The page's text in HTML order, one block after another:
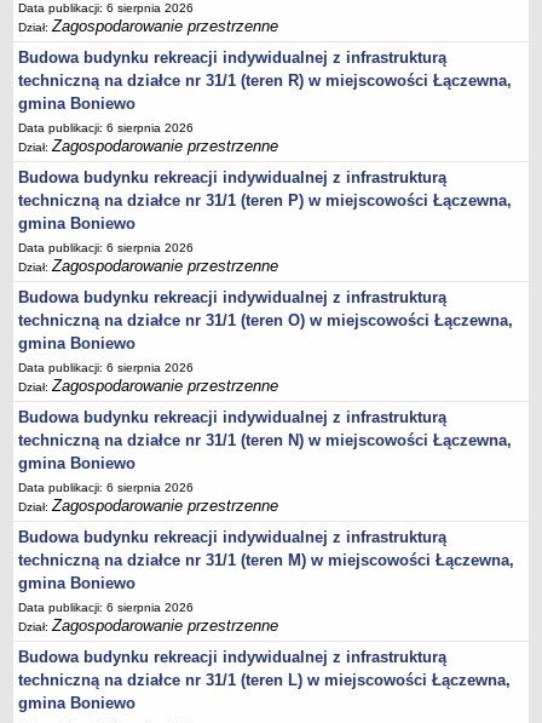
Uchwały
Projekty uchwał
Zarządzenia
Protokoły
Opłaty i podatki
Zagospodarowanie przestrzenne
Obwieszczenia,Zawiadomienia, sprawozdania ochrony środowiska
Decyzje o środowiskowych uwarunkowaniach
REWITALIZACJA GMINY BONIEWO
PPWOW
Aktualności
konkursy
Podręcznik PPWOW
Plan działania
Strategia Rozwiązywania Problemów Społecznych
Lista osób kluczowych
Lista aktywności społecznych
Lista lokalnych liderów
Podmioty uprawnione do świadczenia usług integracji społecznej
Podmioty realizujące usługi integracji społecznej w 2009
Wykaz usług społecznych
Plan utrwalania rezultatów
FUNDUSZ WSPARCIA
MIENIE KOMUNALNE
Data publikacji: 6 sierpnia 2026
Dział:Zagospodarowanie przestrzenne
Budowa budynku rekreacji indywidualnej z infrastrukturą
techniczną na działce nr 31/1 (teren R) w miejscowości Łączewna,
gmina Boniewo
Data publikacji: 6 sierpnia 2026
Dział:Zagospodarowanie przestrzenne
Budowa budynku rekreacji indywidualnej z infrastrukturą
techniczną na działce nr 31/1 (teren P) w miejscowości Łączewna,
gmina Boniewo
Data publikacji: 6 sierpnia 2026
Dział:Zagospodarowanie przestrzenne
Budowa budynku rekreacji indywidualnej z infrastrukturą
techniczną na działce nr 31/1 (teren O) w miejscowości Łączewna,
gmina Boniewo
Data publikacji: 6 sierpnia 2026
Dział:Zagospodarowanie przestrzenne
Budowa budynku rekreacji indywidualnej z infrastrukturą
techniczną na działce nr 31/1 (teren N) w miejscowości Łączewna,
gmina Boniewo
Data publikacji: 6 sierpnia 2026
Dział:Zagospodarowanie przestrzenne
Budowa budynku rekreacji indywidualnej z infrastrukturą
techniczną na działce nr 31/1 (teren M) w miejscowości Łączewna,
gmina Boniewo
Data publikacji: 6 sierpnia 2026
Dział:Zagospodarowanie przestrzenne
Budowa budynku rekreacji indywidualnej z infrastrukturą
techniczną na działce nr 31/1 (teren L) w miejscowości Łączewna,
gmina Boniewo